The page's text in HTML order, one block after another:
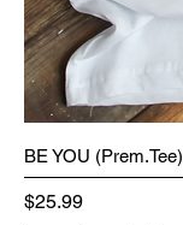
BE YOU (Prem.Tee)
Precio
$25.99